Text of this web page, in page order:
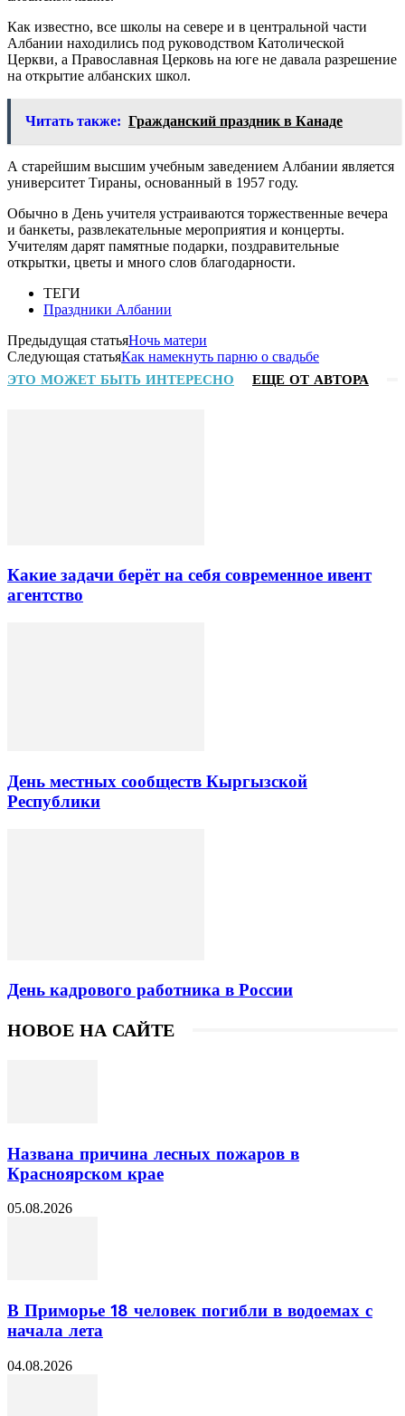
Как известно, все школы на севере и в центральной части
Албании находились под руководством Католической
Церкви, а Православная Церковь на юге не давала разрешение
на открытие албанских школ.
Читать также: Гражданский праздник в Канаде
А старейшим высшим учебным заведением Албании является
университет Тираны, основанный в 1957 году.
Обычно в День учителя устраиваются торжественные вечера
и банкеты, развлекательные мероприятия и концерты.
Учителям дарят памятные подарки, поздравительные
открытки, цветы и много слов благодарности.
ТЕГИ
Праздники Албании
Предыдущая статьяНочь матери
Следующая статьяКак намекнуть парню о свадьбе
ЭТО МОЖЕТ БЫТЬ ИНТЕРЕСНО ЕЩЕ ОТ АВТОРА
Какие задачи берёт на себя современное ивент
агентство
День местных сообществ Кыргызской
Республики
День кадрового работника в России
НОВОЕ НА САЙТЕ
Названа причина лесных пожаров в
Красноярском крае
05.08.2026
В Приморье 18 человек погибли в водоемах с
начала лета
04.08.2026